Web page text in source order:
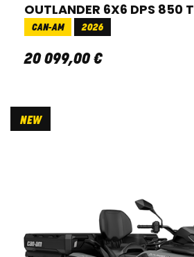
OUTLANDER 6X6 DPS 850 T
CAN-AM 2026
20 099,00€
NEW